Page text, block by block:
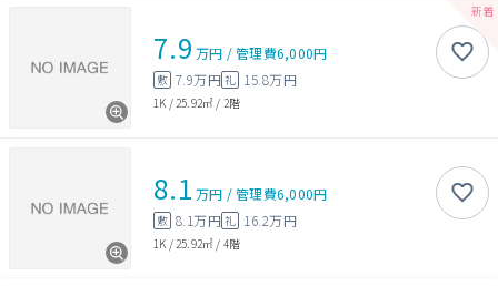
7.9 万円 /管理費6,000円
敷 7.9万円礼 15.8万円
1K / 25.92㎡ / 2階
8.1 万円 /管理費6,000円
敷 8.1万円礼 16.2万円
1K / 25.92㎡ / 4階